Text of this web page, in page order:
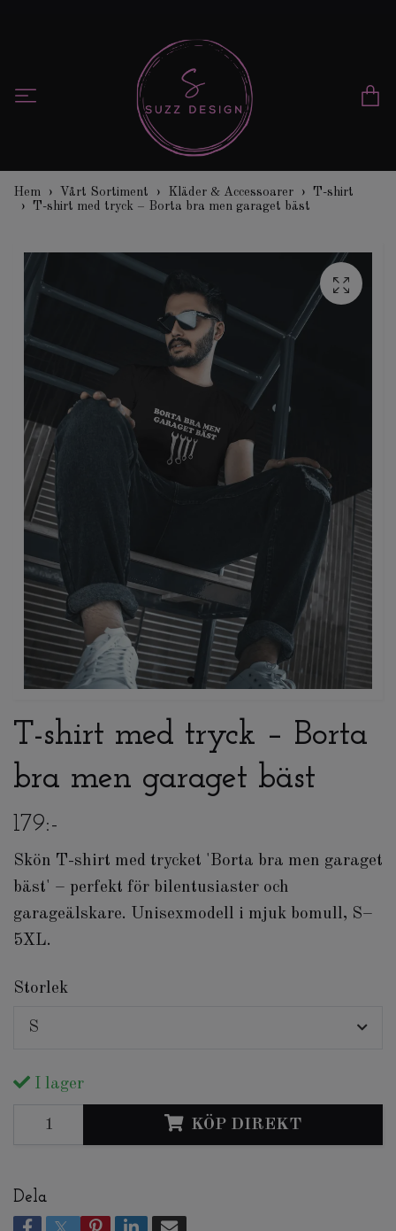
Hem Vårt Sortiment Kläder & Accessoarer
T-shirt
T-shirt med tryck – Borta bra men garaget bäst
T-shirt med tryck – Borta
bra men garaget bäst
179:-
Skön T-shirt med trycket 'Borta bra men garaget
bäst' – perfekt för bilentusiaster och
garageälskare. Unisexmodell i mjuk bomull, S–
5XL.
Storlek
S
I lager
KÖP DIREKT
Dela